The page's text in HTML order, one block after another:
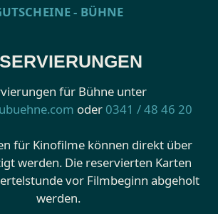
- BÜHNE
für Bühne unter
oder 0341 / 48 46 20
für Kinofilme können direkt über
werden. Die reservierten Karten
vor Filmbeginn abgeholt
werden.